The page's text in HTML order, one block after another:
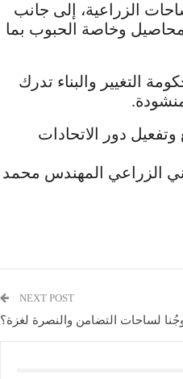
الزراعية، إلى جانب
وخاصة الحبوب بما
التغيير والبناء تدرك
دور الاتحادات
الزراعي المهندس محمد
NEXT POST
لساحات التضامن والنصرة لغزة؟